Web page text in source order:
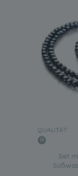
QUALITÄT:
Set